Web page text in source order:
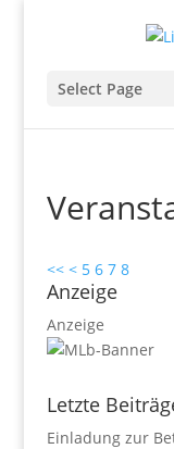
Select Page
<< < 5 6 7 8
Anzeige
Anzeige
Letzte
Einladung zur